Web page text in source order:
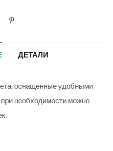
ДЕТАЛИ
оснащенные удобными
необходимости можно